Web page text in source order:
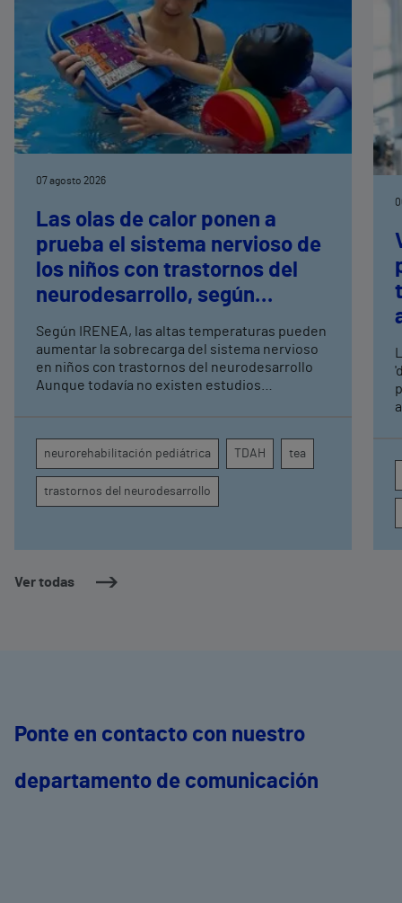
Ver todas
07 agosto 2026
Las olas de calor ponen a
prueba el sistema nervioso de
los niños con trastornos del
neurodesarrollo, según
neurorrehabilitación
pediátrica de Vithas
Según IRENEA, las altas temperaturas pueden
aumentar la sobrecarga del sistema nervioso
en niños con trastornos del neurodesarrollo
Aunque todavía no existen estudios
atención, la regulación emocional y la
conducta
neurorehabilitación pediátrica TDAH tea
trastornos del neurodesarrollo
Ponte en contacto con nuestro
departamento de comunicación